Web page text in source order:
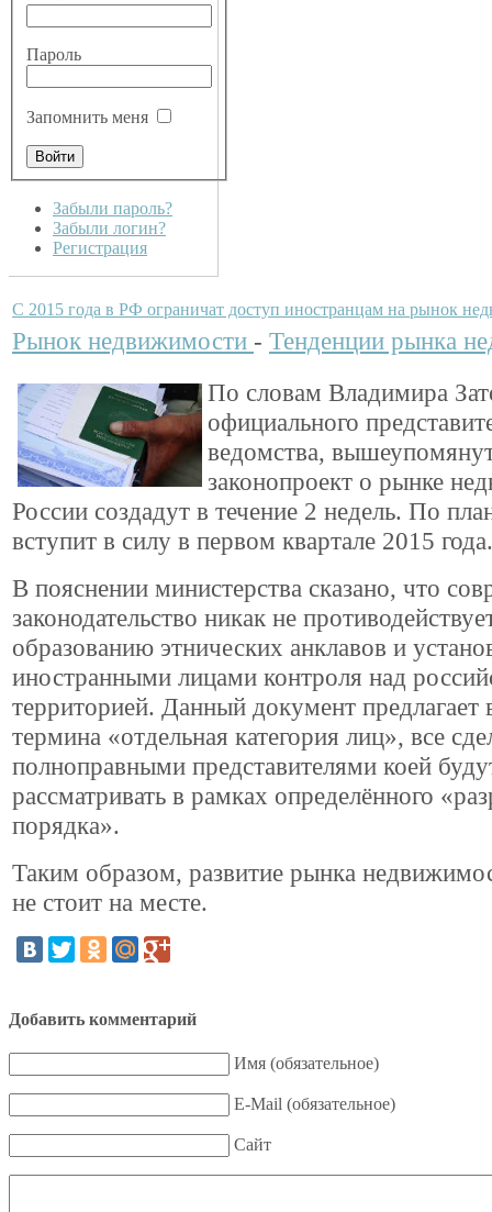
Пароль
Запомнить меня
Забыли пароль?
Забыли логин?
Регистрация
C 2015 года в РФ ограничат доступ иностранцам на рынок
Рынок недвижимости - Тенденции рынка
По словам Владимира
официального
ведомства,
законопроект о рынке
России создадут в течение 2 недель. По
вступит в силу в первом квартале 2015 года.
В пояснении министерства сказано, что
законодательство никак не
образованию этнических анклавов и
иностранными лицами контроля над
территорией. Данный документ предлагает
термина «отдельная категория лиц», все
полноправными представителями коей
рассматривать в рамках определённого
порядка».
Таким образом, развитие рынка
не стоит на месте.
Добавить комментарий
Имя (обязательное)
E-Mail (обязательное)
Сайт